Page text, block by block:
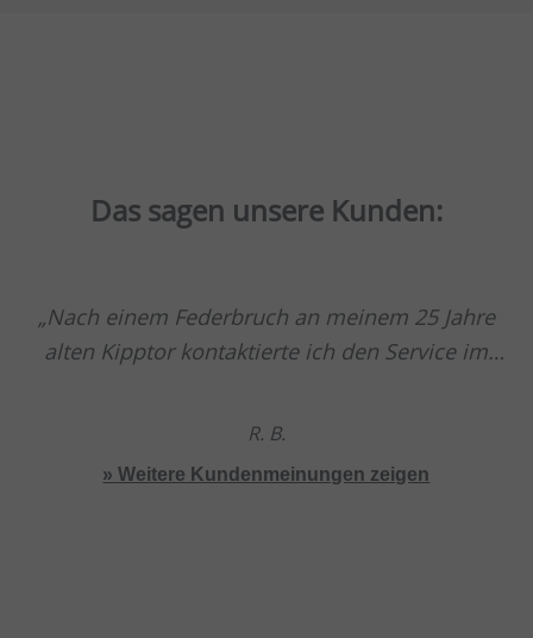
Das sagen unsere Kunden:
Nach einem Federbruch an meinem 25 Jahre
alten Kipptor kontaktierte ich den Service im
beraten. Ein Angebot zum Austausch der alten
spontan. Die Montage durch den
R. B.
» Weitere Kundenmeinungen zeigen